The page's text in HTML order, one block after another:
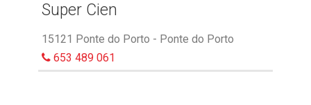
Super Cien
15121 Ponte do Porto - Ponte do Porto
653 489 061